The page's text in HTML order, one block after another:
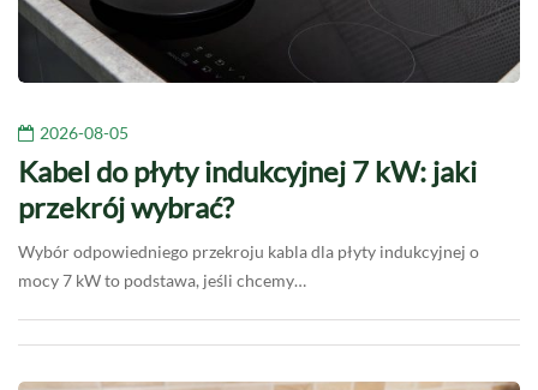
2026-08-05
Kabel do płyty indukcyjnej 7 kW: jaki
przekrój wybrać?
Wybór odpowiedniego przekroju kabla dla płyty indukcyjnej o
mocy 7 kW to podstawa, jeśli chcemy…